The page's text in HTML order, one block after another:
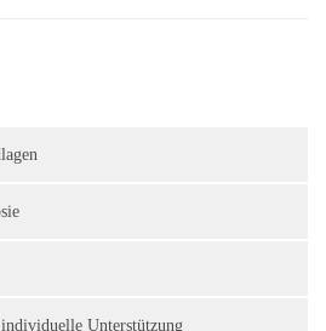
Unterstützung